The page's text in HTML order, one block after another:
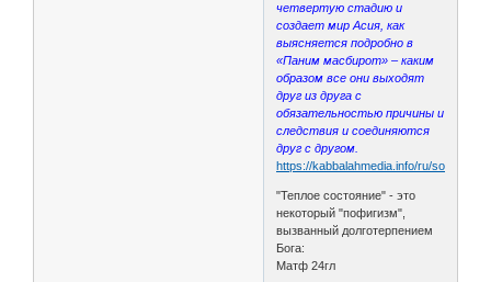
четвертую стадию и
создает мир Асия, как
выясняется подробно в
«Паним масбирот» – каким
образом все они выходят
друг из друга с
обязательностью причины и
следствия и соединяются
друг с другом.
https://kabbalahmedia.info/ru/sources/
"Теплое состояние" - это
некоторый "пофигизм",
вызванный долготерпением
Бога:
Матф 24гл